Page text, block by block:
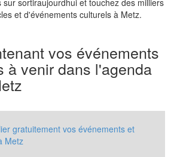
et d'événements culturels à Metz.
vos événements
à venir dans l'agenda
gratuitement vos événements et
Metz